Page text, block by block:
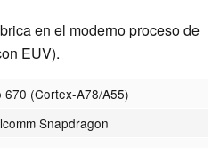
en el moderno proceso de
EUV).
670 (Cortex-A78/A55)
Snapdragon